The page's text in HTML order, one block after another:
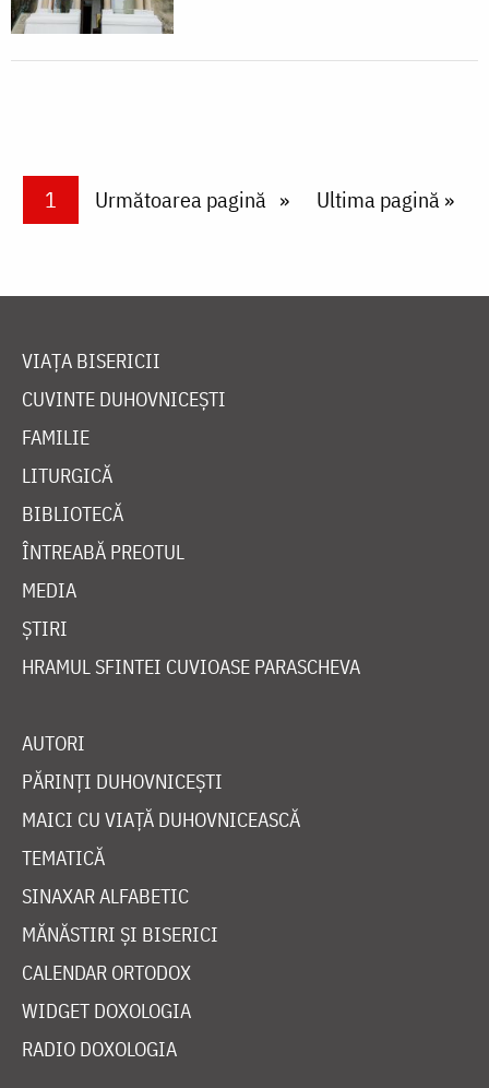
PaginareCurrent page
1 Next page
Următoarea pagină Last page
Ultima pagină »
VIAȚA BISERICII
CUVINTE DUHOVNICEȘTI
FAMILIE
LITURGICĂ
BIBLIOTECĂ
ÎNTREABĂ PREOTUL
MEDIA
ȘTIRI
HRAMUL SFINTEI CUVIOASE PARASCHEVA
AUTORI
PĂRINȚI DUHOVNICEȘTI
MAICI CU VIAȚĂ DUHOVNICEASCĂ
TEMATICĂ
SINAXAR ALFABETIC
MĂNĂSTIRI ȘI BISERICI
CALENDAR ORTODOX
WIDGET DOXOLOGIA
RADIO DOXOLOGIA